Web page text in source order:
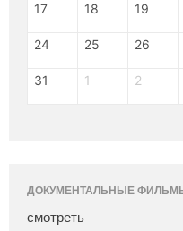
17 18 19
24 25 26
31 1 2
ДОКУМЕНТАЛЬНЫЕ
смотреть